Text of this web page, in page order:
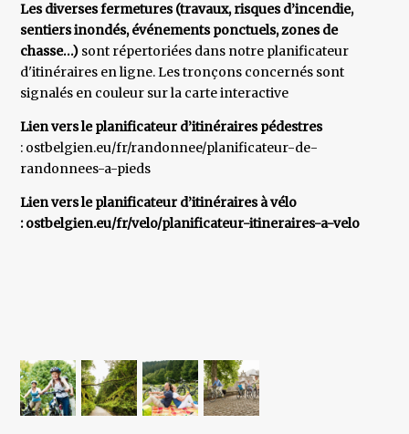
Les diverses fermetures (travaux, risques d’incendie,
sentiers inondés, événements ponctuels, zones de
chasse…) sont répertoriées dans notre planificateur
d'itinéraires en ligne. Les tronçons concernés sont
signalés en couleur sur la carte interactive
Lien vers le planificateur d’itinéraires pédestres
: ostbelgien.eu/fr/randonnee/planificateur-de-
randonnees-a-pieds
Lien vers le planificateur d’itinéraires à vélo
: ostbelgien.eu/fr/velo/planificateur-itineraires-a-velo